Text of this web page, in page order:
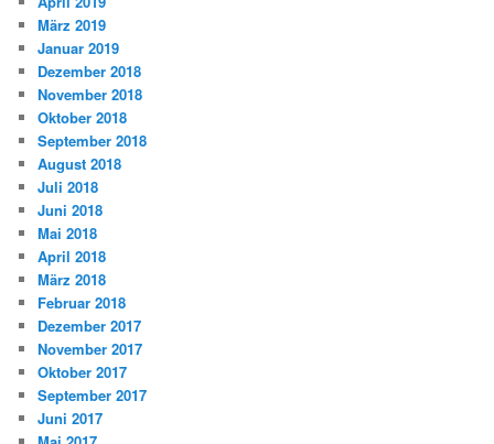
März 2019
Januar 2019
Dezember 2018
November 2018
Oktober 2018
September 2018
August 2018
Juli 2018
Juni 2018
Mai 2018
April 2018
März 2018
Februar 2018
Dezember 2017
November 2017
Oktober 2017
September 2017
Juni 2017